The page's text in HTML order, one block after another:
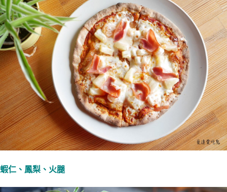
蝦仁、鳳梨、火腿